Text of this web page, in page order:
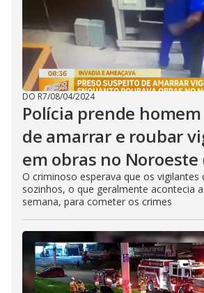
DO R7/08/04/2024
Polícia prende
de amarrar e roubar
em obras no Noroeste
O criminoso esperava que os vigilantes
sozinhos, o que geralmente acontecia
semana, para cometer os crimes